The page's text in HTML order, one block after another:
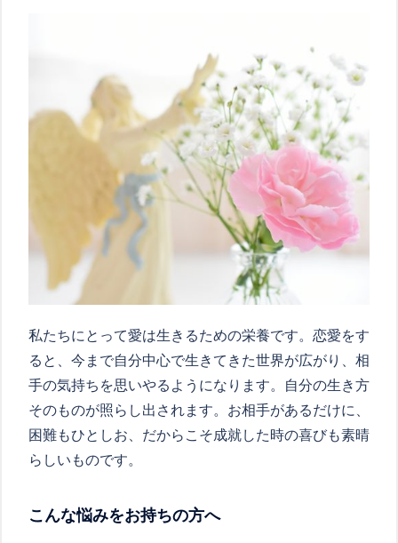
私たちにとって愛は生きるための栄養です。恋愛をす
ると、今まで自分中心で生きてきた世界が広がり、相
手の気持ちを思いやるようになります。自分の生き方
そのものが照らし出されます。お相手があるだけに、
困難もひとしお、だからこそ成就した時の喜びも素晴
らしいものです。
こんな悩みをお持ちの方へ